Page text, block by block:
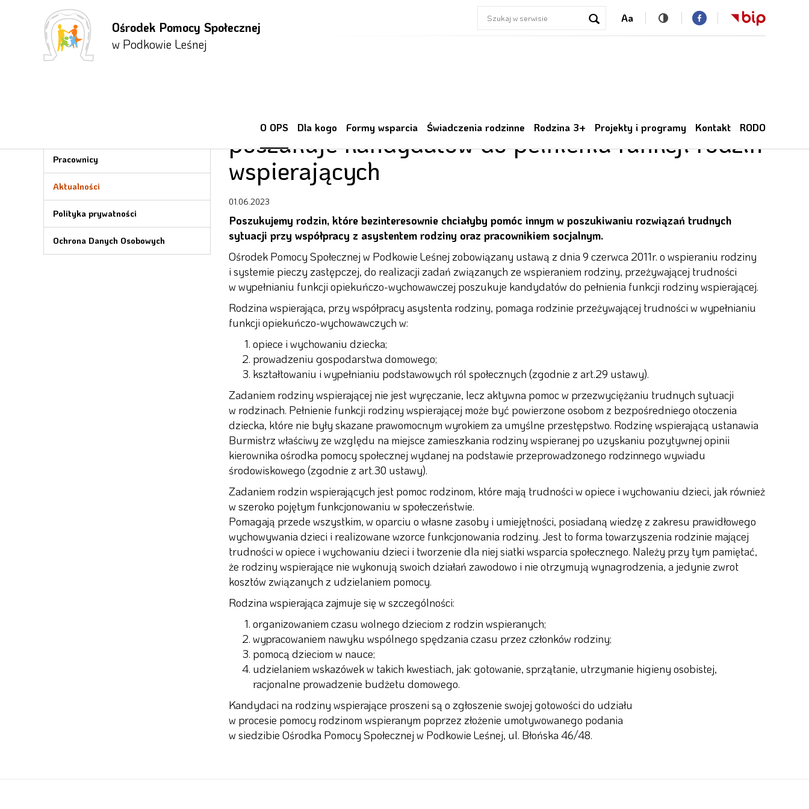
Przejdź
do menu
głównego
Przejdź
treści
Przejdź
do menu
bocznego
Ośrodek Pomocy Społecznej
w Podkowie Leśnej
Aa
O OPS Dla kogo Formy wsparcia Świadczenia rodzinne Rodzina 3+ Projekty i programy Kontakt RODO
Pracownicy
Aktualności
Polityka prywatności
Ochrona Danych Osobowych
Ośrodek Pomocy Społecznej w Podkowie Leśnej
poszukuje kandydatów do pełnienia funkcji rodzin
wspierających
01.06.2023
Poszukujemy rodzin, które bezinteresownie chciałyby pomóc innym w poszukiwaniu rozwiązań trudnych
sytuacji przy współpracy z asystentem rodziny oraz pracownikiem socjalnym.
Ośrodek Pomocy Społecznej w Podkowie Leśnej zobowiązany ustawą z dnia 9 czerwca 2011r. o wspieraniu rodziny
i systemie pieczy zastępczej, do realizacji zadań związanych ze wspieraniem rodziny, przeżywającej trudności
w wypełnianiu funkcji opiekuńczo-wychowawczej poszukuje kandydatów do pełnienia funkcji rodziny wspierającej.
Rodzina wspierająca, przy współpracy asystenta rodziny, pomaga rodzinie przeżywającej trudności w wypełnianiu
funkcji opiekuńczo-wychowawczych w:
opiece i wychowaniu dziecka;
prowadzeniu gospodarstwa domowego;
kształtowaniu i wypełnianiu podstawowych ról społecznych (zgodnie z art.29 ustawy).
Zadaniem rodziny wspierającej nie jest wyręczanie, lecz aktywna pomoc w przezwyciężaniu trudnych sytuacji
w rodzinach. Pełnienie funkcji rodziny wspierającej może być powierzone osobom z bezpośredniego otoczenia
dziecka, które nie były skazane prawomocnym wyrokiem za umyślne przestępstwo. Rodzinę wspierającą ustanawia
Burmistrz właściwy ze względu na miejsce zamieszkania rodziny wspieranej po uzyskaniu pozytywnej opinii
kierownika ośrodka pomocy społecznej wydanej na podstawie przeprowadzonego rodzinnego wywiadu
środowiskowego (zgodnie z art.30 ustawy).
Zadaniem rodzin wspierających jest pomoc rodzinom, które mają trudności w opiece i wychowaniu dzieci, jak również
w szeroko pojętym funkcjonowaniu w społeczeństwie.
Pomagają przede wszystkim, w oparciu o własne zasoby i umiejętności, posiadaną wiedzę z zakresu prawidłowego
wychowywania dzieci i realizowane wzorce funkcjonowania rodziny. Jest to forma towarzyszenia rodzinie mającej
trudności w opiece i wychowaniu dzieci i tworzenie dla niej siatki wsparcia społecznego. Należy przy tym pamiętać,
że rodziny wspierające nie wykonują swoich działań zawodowo i nie otrzymują wynagrodzenia, a jedynie zwrot
kosztów związanych z udzielaniem pomocy.
Rodzina wspierająca zajmuje się w szczególności:
organizowaniem czasu wolnego dzieciom z rodzin wspieranych;
wypracowaniem nawyku wspólnego spędzania czasu przez członków rodziny;
pomocą dzieciom w nauce;
udzielaniem wskazówek w takich kwestiach, jak: gotowanie, sprzątanie, utrzymanie higieny osobistej,
racjonalne prowadzenie budżetu domowego.
Kandydaci na rodziny wspierające proszeni są o zgłoszenie swojej gotowości do udziału
w procesie pomocy rodzinom wspieranym poprzez złożenie umotywowanego podania
w siedzibie Ośrodka Pomocy Społecznej w Podkowie Leśnej, ul. Błońska 46/48.